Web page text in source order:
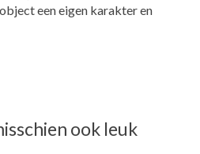
een eigen karakter en
ook leuk